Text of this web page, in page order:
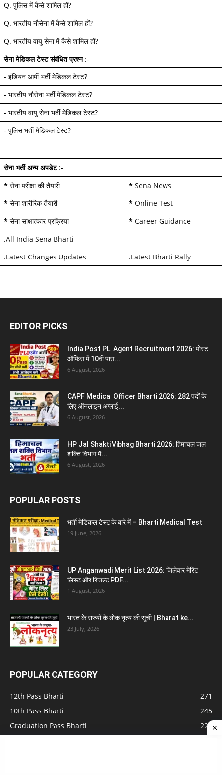
Q. पुलिस में कैसे शामिल हों?
Q. भारतीय नौसेना में कैसे शामिल हों?
Q. भारतीय वायु सेना में कैसे शामिल हों?
सेना मेडिकल टेस्ट संबंधित प्रश्न:-
- इंडियन आर्मी भर्ती मेडिकल टेस्ट?
- भारतीय नौसेना भर्ती मेडिकल टेस्ट?
- भारतीय वायु सेना भर्ती मेडिकल टेस्ट?
- पुलिस भर्ती मेडिकल टेस्ट?
सेना भर्ती अन्य अपडेट:-
* सेना परीक्षा की तैयारी * Sena News
* सेना शारीरिक तैयारी * Online Test
* सेना साक्षात्कार प्रक्रिया * Career Guidance
.All India Sena Bharti
.Latest Changes Updates .Latest Bharti Rally
EDITOR PICKS
India Post PLI Agent Recruitment 2026: पोस्ट
ऑफिस में 10वीं पास...
6 August, 2026
CAPF Medical Officer Bharti 2026: 282 पदों के
लिए ऑनलाइन अप्लाई...
6 August, 2026
HP Jal Shakti Vibhag Bharti 2026: हिमाचल जल
शक्ति विभाग में...
6 August, 2026
POPULAR POSTS
भर्ती मेडिकल टेस्ट के बारे में – Bharti Medical Test
19 June, 2026
UP Anganwadi Merit List 2026: जिलेवार मेरिट
लिस्ट और रिजल्ट PDF...
1 August, 2026
भारत के राज्यों के लोक नृत्य की सूची | Bharat ke...
23 July, 2026
POPULAR CATEGORY
12th Pass Bharti
271
10th Pass Bharti
245
Graduation Pass Bharti
225